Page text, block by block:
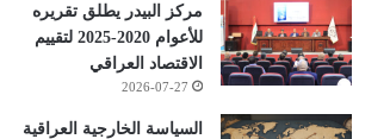
مركز البيدر يطلق تقريره
للأعوام 2020-2025 لتقييم
الاقتصاد العراقي
2026-07-27
السياسة الخارجية العراقية